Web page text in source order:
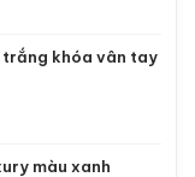
trắng khóa vân tay
màu xanh